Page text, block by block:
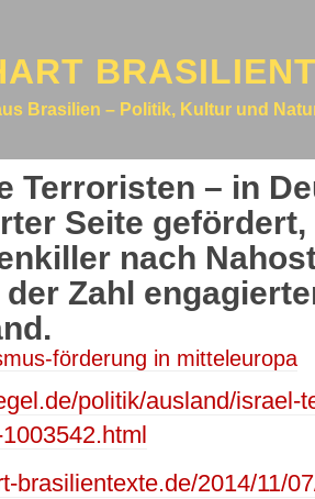
Brasilien – Politik, Kultur und
Terroristen – in
Seite
nach
Zahl
förderung in mitteleuropa
politik/ausland/israel-
brasilientexte.de/2014/11/